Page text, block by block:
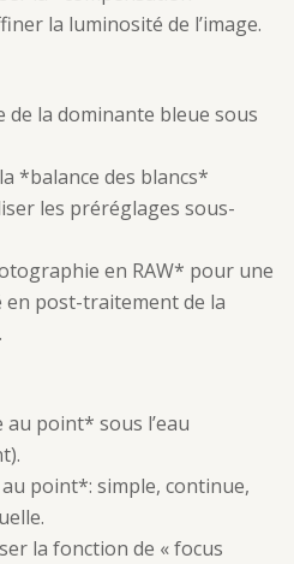
la luminosité de l’image.
de la dominante bleue sous
*balance des blancs*
les préréglages sous-
en RAW* pour une
post-traitement de la
point* sous l’eau
point*: simple, continue,
la fonction de « focus